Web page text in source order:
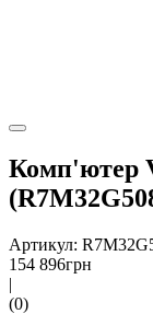
Комп'ютер
Артикул:
154 896грн
|
(0)